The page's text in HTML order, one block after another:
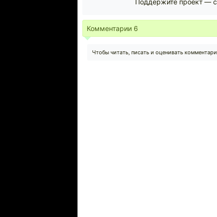
Поддержите проект —
Комментарии 6
Чтобы читать, писать и оценивать